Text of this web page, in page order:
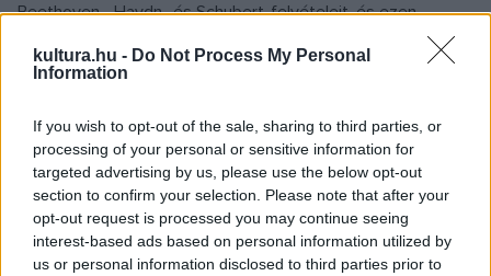
kultura.hu - Do Not Process My Personal
Information
If you wish to opt-out of the sale, sharing to third parties, or
processing of your personal or sensitive information for
targeted advertising by us, please use the below opt-out
section to confirm your selection. Please note that after your
opt-out request is processed you may continue seeing
interest-based ads based on personal information utilized by
us or personal information disclosed to third parties prior to
Beethoven-, Haydn- és Schubert-felvételeit, és ezen
játszott az együttes utolsó koncertjén 1962-ben a
Kongresszusi Könyvtárban.
Az 510 ezer font viszont aprópénznek tűnik a 12 millió font
mellett, amennyire a Bein & Fushi tartja a cremonai mester
hangszerét. Ha a Vieuxtemps eléri ezt az árat, amely közel
duplája a tavaly októberben elkelt Kochanski Guarnierinek, a
világ legdrágább hangszerévé válik. A hegedű a nevét Henri